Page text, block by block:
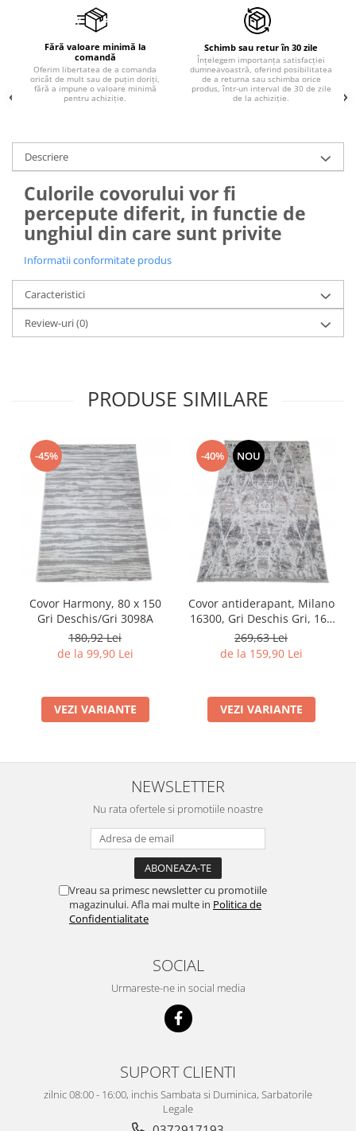
Fără valoare minimă la
comandă
Oferim libertatea de a comanda
oricât de mult sau de puțin doriți,
fără a impune o valoare minimă
pentru achiziție.
Schimb sau retur în 30 zile
Înțelegem importanța satisfacției
dumneavoastră, oferind posibilitatea
de a returna sau schimba orice
produs, într-un interval de 30 de zile
de la achiziție.
Descriere
Culorile covorului vor fi
percepute diferit, in functie de
unghiul din care sunt privite
Informatii conformitate produs
Caracteristici
Review-uri(0)
PRODUSE SIMILARE
-45%
Covor Harmony, 80 x 150
Gri Deschis/Gri 3098A
180,92 Lei
de la 99,90 Lei
VEZI VARIANTE
-40% NOU
Covor antiderapant, Milano
16300, Gri Deschis Gri, 160
x 230 cm, Grosime 4 mm
269,63 Lei
de la 159,90 Lei
VEZI VARIANTE
NEWSLETTER
Nu rata ofertele si promotiile noastre
Vreau sa primesc newsletter cu promotiile
magazinului. Afla mai multe in Politica de
Confidentialitate
SOCIAL
Urmareste-ne in social media
SUPORT CLIENTI
zilnic 08:00 - 16:00, inchis Sambata si Duminica, Sarbatorile
Legale